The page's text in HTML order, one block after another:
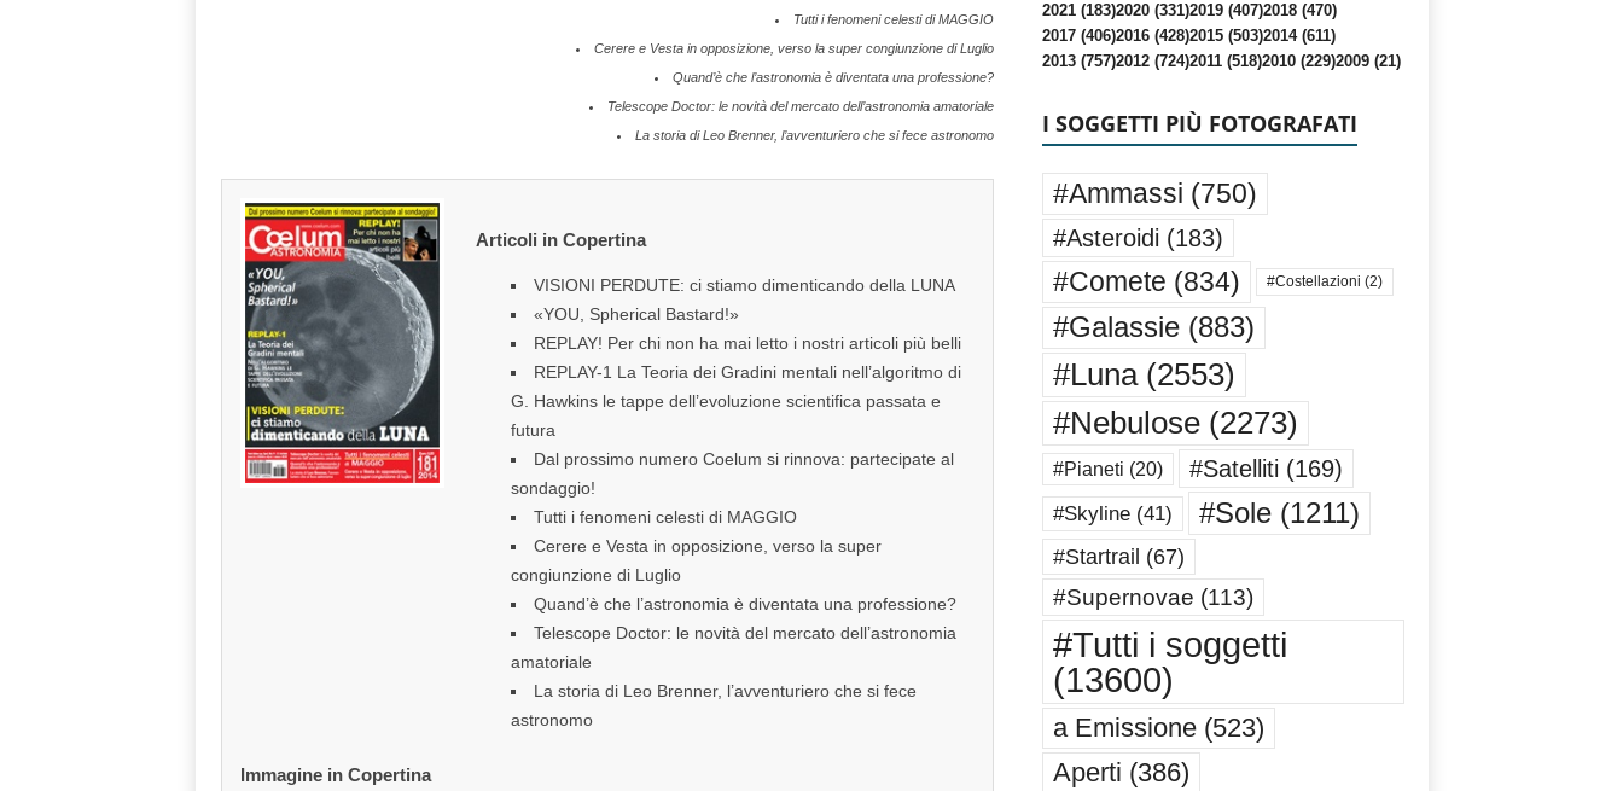
Tutti i fenomeni celesti di MAGGIO
Cerere e Vesta in opposizione, verso la super congiunzione di Luglio
Quand’è che l’astronomia è diventata una professione?
Telescope Doctor: le novità del mercato dell’astronomia amatoriale
La storia di Leo Brenner, l’avventuriero che si fece astronomo
Articoli in Copertina
VISIONI PERDUTE: ci stiamo dimenticando della LUNA
«YOU, Spherical Bastard!»
REPLAY! Per chi non ha mai letto i nostri articoli più belli
REPLAY-1 La Teoria dei Gradini mentali nell’algoritmo di
G. Hawkins le tappe dell’evoluzione scientifica passata e
futura
Dal prossimo numero Coelum si rinnova: partecipate al
sondaggio!
Tutti i fenomeni celesti di MAGGIO
Cerere e Vesta in opposizione, verso la super
congiunzione di Luglio
Quand’è che l’astronomia è diventata una professione?
Telescope Doctor: le novità del mercato dell’astronomia
amatoriale
La storia di Leo Brenner, l’avventuriero che si fece
astronomo
Immagine in Copertina
2021 (183)2020 (331)2019 (407)2018 (470)
2017 (406)2016 (428)2015 (503)2014 (611)
2013 (757)2012 (724)2011 (518)2010 (229)2009 (21)
I SOGGETTI PIÙ FOTOGRAFATI
#Ammassi (750)
#Asteroidi (183)
#Comete (834) #Costellazioni (2)
#Galassie(883)
#Luna(2553)
#Nebulose(2273)
#Pianeti (20) #Satelliti (169)
#Skyline(41) #Sole(1211)
#Startrail (67)
#Supernovae (113)
#Tutti i soggetti
(13600)
a Emissione(523)
Aperti (386)